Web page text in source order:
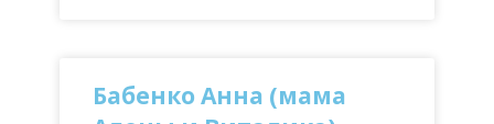
Бабенко Анна (мама